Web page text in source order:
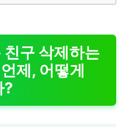
구 삭제하는
제, 어떻게
?